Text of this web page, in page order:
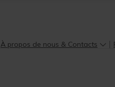
À propos de nous & Contacts